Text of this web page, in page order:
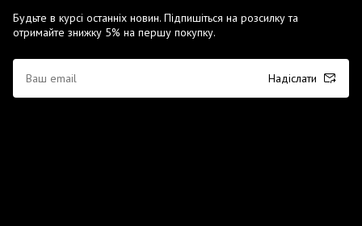
Будьте в курсі останніх новин. Підпишіться на розсилку та
отримайте знижку 5% на першу покупку.
Надіслати